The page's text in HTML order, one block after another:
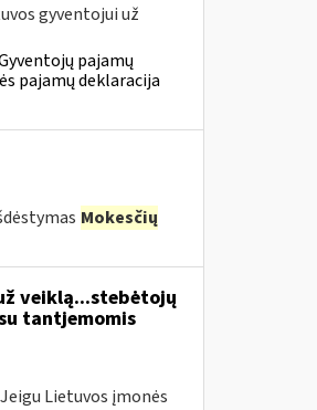
gyventojui už
pajamų
pajamų deklaracija
Mokesčių
veiklą...stebėtojų
tantjemomis
Lietuvos įmonės